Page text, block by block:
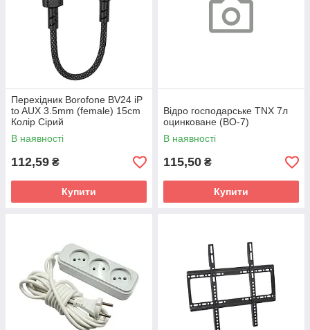
Перехідник Borofone BV24 iP
to AUX 3.5mm (female) 15cm
Колір Сiрий
В наявності
112,59 ₴
Купити
Відро господарське TNX 7л
оцинковане (ВО-7)
В наявності
115,50 ₴
Купити